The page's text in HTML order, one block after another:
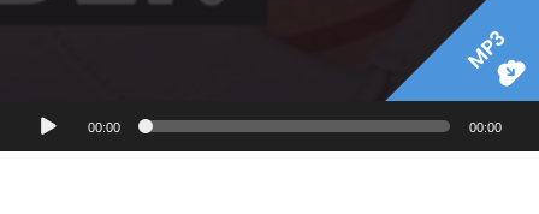
MP3
Audio-
Player
00:00 00:00